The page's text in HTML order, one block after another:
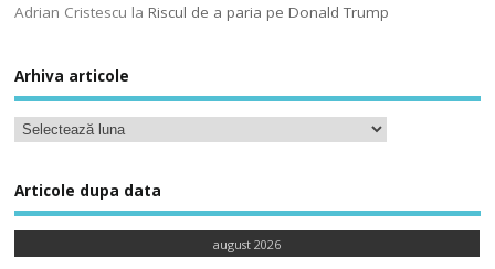
Adrian Cristescu laRiscul de a paria pe Donald Trump
Arhiva articole
Articole dupa data
august 2026